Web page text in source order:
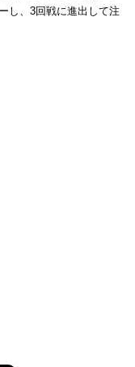
し、3回戦に進出して注